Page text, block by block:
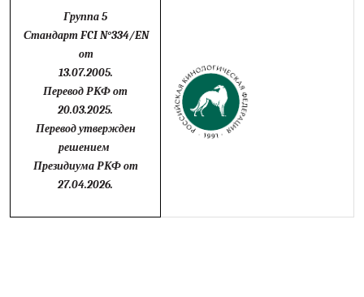
Группа 5
СтандартFCI N°334/EN
от
13.07.2005.
Перевод РКФ от
20.03.2025.
Перевод утвержден
решением
Президиума РКФ от
27.04.2026.